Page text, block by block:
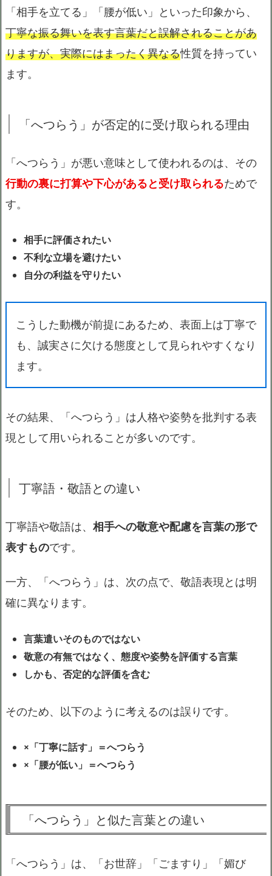
「相手を立てる」「腰が低い」といった印象から、
丁寧な振る舞いを表す言葉だと誤解されることがあ
りますが、実際にはまったく異なる性質を持ってい
ます。
「へつらう」が否定的に受け取られる理由
「へつらう」が悪い意味として使われるのは、その
行動の裏に打算や下心があると受け取られるためで
す。
相手に評価されたい
不利な立場を避けたい
自分の利益を守りたい
こうした動機が前提にあるため、表面上は丁寧で
も、誠実さに欠ける態度として見られやすくなり
ます。
その結果、「へつらう」は人格や姿勢を批判する表
現として用いられることが多いのです。
丁寧語・敬語との違い
丁寧語や敬語は、 相手への敬意や配慮を言葉の形で
表すものです。
一方、「へつらう」は、次の点で、敬語表現とは明
確に異なります。
言葉遣いそのものではない
敬意の有無ではなく、態度や姿勢を評価する言葉
しかも、否定的な評価を含む
そのため、以下のように考えるのは誤りです。
×「丁寧に話す」＝へつらう
×「腰が低い」＝へつらう
「へつらう」と似た言葉との違い
「へつらう」は、「お世辞」「ごますり」「媚び